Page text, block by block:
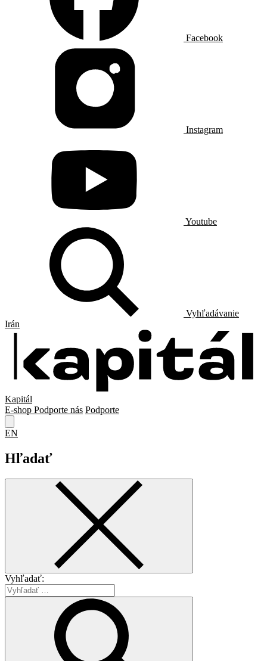
Facebook
Instagram
Youtube
Vyhľadávanie
Irán
Kapitál
E-shop Podporte nás Podporte
EN
Hľadať
Vyhľadať: